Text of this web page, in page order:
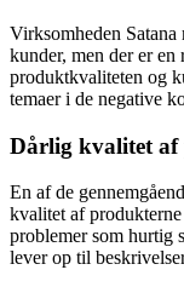
Virksomheden Satana
kunder, men der er
produktkvaliteten og
temaer i de negative
Dårlig kvalitet
En af de
kvalitet af
problemer som hurtig
lever op til